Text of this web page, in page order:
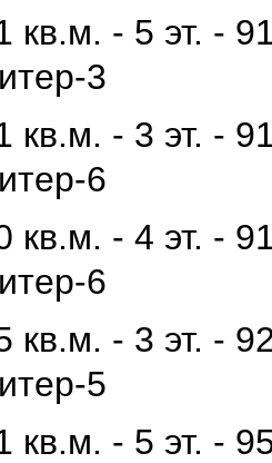
кв.м. - 5 эт. -
3
кв.м. - 3 эт. -
6
кв.м. - 4 эт. -
6
кв.м. - 3 эт. -
5
кв.м. - 5 эт. -